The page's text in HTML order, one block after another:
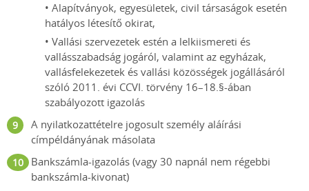
• Alapítványok, egyesületek, civil társaságok esetén
hatályos létesítő okirat,
• Vallási szervezetek estén a lelkiismereti és
vallásszabadság jogáról, valamint az egyházak,
vallásfelekezetek és vallási közösségek jogállásáról
szóló 2011. évi CCVI. törvény 16–18.§-ában
szabályozott igazolás
A nyilatkozattételre jogosult személy aláírási
címpéldányának másolata
Bankszámla-igazolás (vagy 30 napnál nem régebbi
bankszámla-kivonat)